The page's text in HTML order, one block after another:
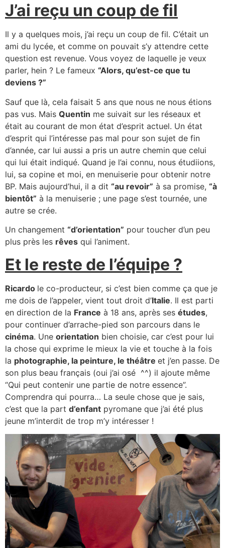
J’ai reçu un coup de fil
Il y a quelques mois, j’ai reçu un coup de fil. C’était un
ami du lycée, et comme on pouvait s’y attendre cette
question est revenue. Vous voyez de laquelle je veux
parler, hein ? Le fameux “Alors, qu’est-ce que tu
deviens ?”
Sauf que là, cela faisait 5 ans que nous ne nous étions
pas vus. Mais Quentin me suivait sur les réseaux et
était au courant de mon état d’esprit actuel. Un état
d’esprit qui l’intéresse pas mal pour son sujet de fin
d’année, car lui aussi a pris un autre chemin que celui
qui lui était indiqué. Quand je l’ai connu, nous étudiions,
lui, sa copine et moi, en menuiserie pour obtenir notre
BP. Mais aujourd’hui, il a dit “au revoir” à sa promise, “à
bientôt” à la menuiserie ; une page s’est tournée, une
autre se crée.
Un changement “d’orientation” pour toucher d’un peu
plus près les rêves qui l’animent.
Et le reste de l’équipe ?
Ricardo le co-producteur, si c’est bien comme ça que je
me dois de l’appeler, vient tout droit d’Italie. Il est parti
en direction de la France à 18 ans, après ses études,
pour continuer d’arrache-pied son parcours dans le
cinéma. Une orientation bien choisie, car c’est pour lui
la chose qui exprime le mieux la vie et touche à la fois
la photographie, la peinture, le théâtre et j’en passe. De
son plus beau français (oui j’ai osé ^^) il ajoute même
“Qui peut contenir une partie de notre essence”.
Comprendra qui pourra… La seule chose que je sais,
c’est que la part d’enfant pyromane que j’ai été plus
jeune m’interdit de trop m’y intéresser !